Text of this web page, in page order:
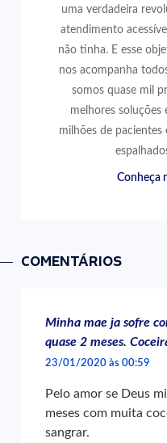
uma verdadeira
atendimento
não tinha. E esse
nos acompanha
somos quase mil
melhores soluções
milhões de
Conheça
COMENTÁRIOS
Minha mae ja sofre
quase 2 meses.
23/01/2020 às 00:59
Pelo amor se Deus
meses com muita
sangrar.